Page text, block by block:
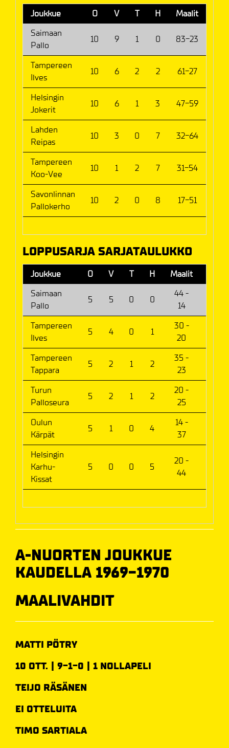
Joukkue O V T H Maalit
Saimaan
Pallo
10 9 1 0 83-23
Tampereen
Ilves
10 6 2 2 61-27
Helsingin
Jokerit
10 6 1 3 47-59
Lahden
Reipas
10 3 0 7 32-64
Tampereen
Koo-Vee
10 1 2 7 31-54
Savonlinnan
Pallokerho
10 2 0 8 17-51
LOPPUSARJA SARJATAULUKKO
Joukkue O V T H Maalit
Saimaan
Pallo
5 5 0 0
44 -
14
Tampereen
Ilves
5 4 0 1
30 -
20
Tampereen
Tappara
5 2 1 2
35 -
23
Turun
Palloseura
5 2 1 2
20 -
25
Oulun
Kärpät
5 1 0 4
14 -
37
Helsingin
Karhu-
Kissat
5 0 0 5
20 -
44
A-NUORTEN JOUKKUE
KAUDELLA 1969-1970
MAALIVAHDIT
MATTI PÖTRY
10 OTT. | 9-1-0 | 1 NOLLAPELI
TEIJO RÄSÄNEN
EI OTTELUITA
TIMO SARTIALA